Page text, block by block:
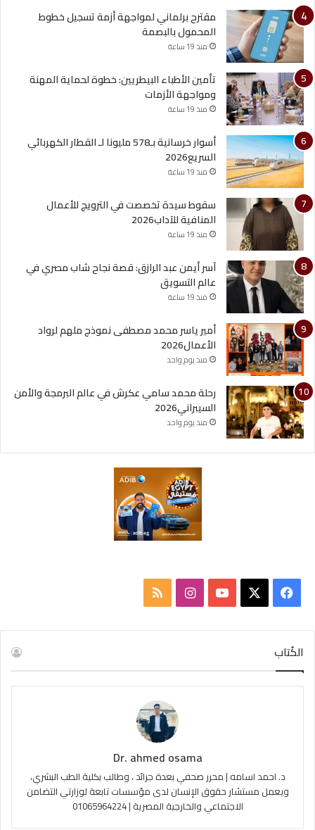
مقترح برلماني لمواجهة أزمة تسجيل خطوط
المحمول بالبصمة
منذ 19 ساعة
تأمين الأطباء البيطريين: خطوة لحماية المهنة
ومواجهة الأزمات
منذ 19 ساعة
أسوار خرسانية بـ578 مليونا لـ القطار الكهربائي
السريع2026
منذ 19 ساعة
سقوط سيدة تخصصت في الترويج للأعمال
المنافية للآداب2026
منذ 19 ساعة
آسر أيمن عبد الرازق: قصة نجاح شاب مصري في
عالم التسويق
منذ 19 ساعة
أمير ياسر محمد مصطفى نموذج ملهم لرواد
الأعمال2026
منذ يوم واحد
رحلة محمد سامي عكرش في عالم البرمجة والأمن
السيبراني2026
منذ يوم واحد
س
ب
u
e
ت
ا
م
ص
ا
ل
م
و
ق
الكُتاب
Dr. ahmed osama
د. احمد اسامه | محرر صحفي بعدة جرائد ، وطالب بكلية الطب البشري،
ويعمل مستشار حقوق الإنسان لدى مؤسسات تابعة لوزارتي التضامن
الاجتماعي والخارجية المصرية | 01065964224